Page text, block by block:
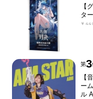
【
タ
￥
第3
【
ー
ル